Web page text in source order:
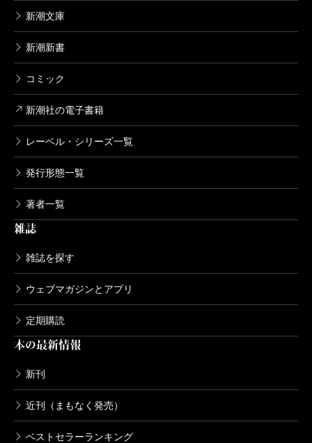
新潮文庫
新潮新書
コミック
新潮社の電子書籍
レーベル・シリーズ一覧
発行形態一覧
著者一覧
雑誌
雑誌を探す
ウェブマガジンとアプリ
定期購読
本の最新情報
新刊
近刊（まもなく発売）
ベストセラーランキング